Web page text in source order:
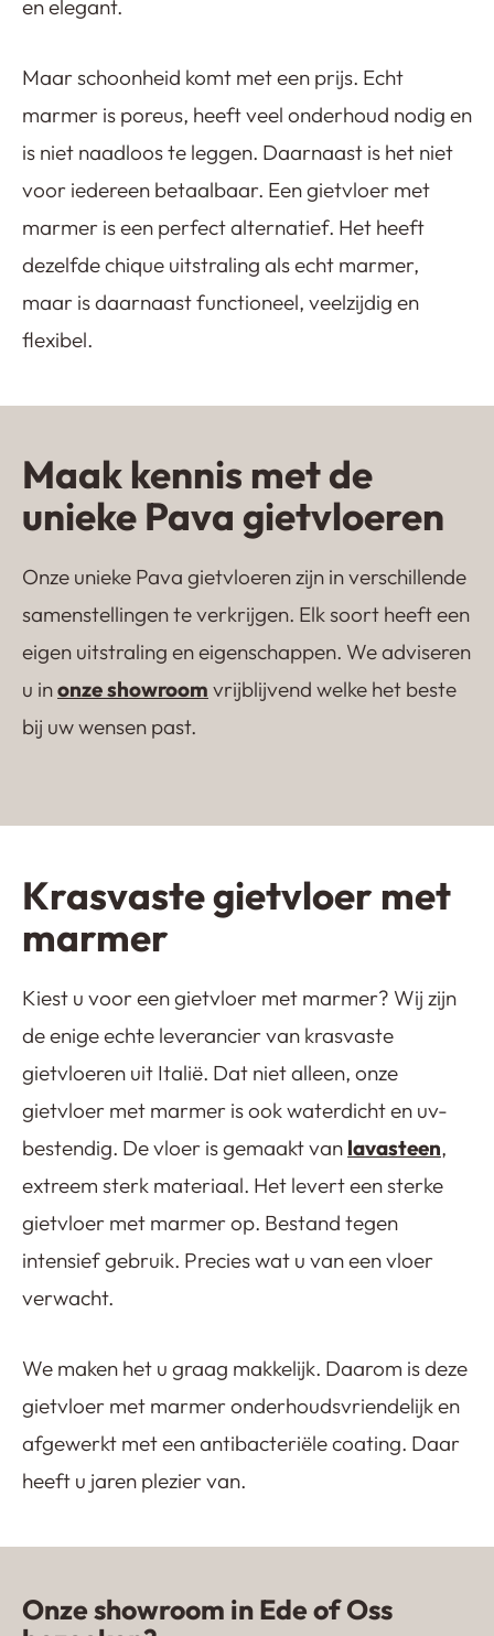
en elegant.
Maar schoonheid komt met een prijs. Echt
marmer is poreus, heeft veel onderhoud nodig en
is niet naadloos te leggen. Daarnaast is het niet
voor iedereen betaalbaar. Een gietvloer met
marmer is een perfect alternatief. Het heeft
dezelfde chique uitstraling als echt marmer,
maar is daarnaast functioneel, veelzijdig en
flexibel.
Maak kennis met de
unieke Pava gietvloeren
Onze unieke Pava gietvloeren zijn in verschillende
samenstellingen te verkrijgen. Elk soort heeft een
eigen uitstraling en eigenschappen. We adviseren
u inonze showroom vrijblijvend welke het beste
bij uw wensen past.
Lavasteen gietvloer
Kwartsiet gietvloer
Castle Floor
Terrazzo gietvloer
Krasvaste gietvloer met
marmer
Kiest u voor een gietvloer met marmer? Wij zijn
de enige echte leverancier van krasvaste
gietvloeren uit Italië. Dat niet alleen, onze
gietvloer met marmer is ook waterdicht en uv-
bestendig. De vloer is gemaakt van lavasteen,
extreem sterk materiaal. Het levert een sterke
gietvloer met marmer op. Bestand tegen
intensief gebruik. Precies wat u van een vloer
verwacht.
We maken het u graag makkelijk. Daarom is deze
gietvloer met marmer onderhoudsvriendelijk en
afgewerkt met een antibacteriële coating. Daar
heeft u jaren plezier van.
Onze showroom in Ede of Oss